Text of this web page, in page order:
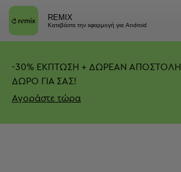
REMIX
Κατεβάστε την εφαρμογή για Android
-30% ΕΚΠΤΩΣΗ + ΔΩΡΕΑΝ ΑΠΟΣΤΟΛΗ
ΔΩΡΟ ΓΙΑ ΣΑΣ!
Αγοράστε τώρα